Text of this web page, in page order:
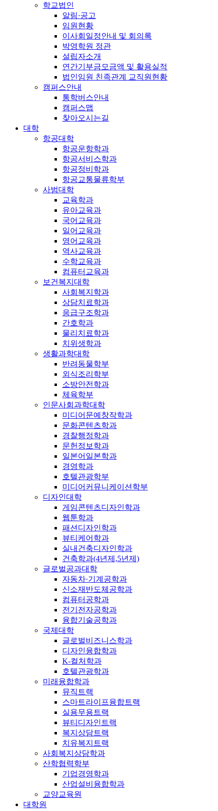
학교법인
알림·공고
임원현황
이사회일정안내 및 회의록
박영학원 정관
설립자소개
연간기부금모금액 및 활용실적
법인임원 친족관계 교직원현황
캠퍼스안내
통학버스안내
캠퍼스맵
찾아오시는길
대학
항공대학
항공운항학과
항공서비스학과
항공정비학과
항공교통물류학부
사범대학
교육학과
유아교육과
국어교육과
일어교육과
영어교육과
역사교육과
수학교육과
컴퓨터교육과
보건복지대학
사회복지학과
상담치료학과
응급구조학과
간호학과
물리치료학과
치위생학과
생활과학대학
반려동물학부
외식조리학부
소방안전학과
체육학부
인문사회과학대학
미디어문예창작학과
문화콘텐츠학과
경찰행정학과
문헌정보학과
일본어일본학과
경영학과
호텔관광학부
미디어커뮤니케이션학부
디자인대학
게임콘텐츠디자인학과
웹툰학과
패션디자인학과
뷰티케어학과
실내건축디자인학과
건축학과(4년제,5년제)
글로벌공과대학
자동차·기계공학과
신소재반도체공학과
컴퓨터공학과
전기전자공학과
융합기술공학과
국제대학
글로벌비즈니스학과
디자인융합학과
K-컬처학과
호텔관광학과
미래융합학과
뮤직트랙
스마트라이프융합트랙
실용무용트랙
뷰티디자인트랙
복지상담트랙
치유복지트랙
사회복지상담학과
산학협력학부
기업경영학과
산업설비융합학과
교양교육원
대학원